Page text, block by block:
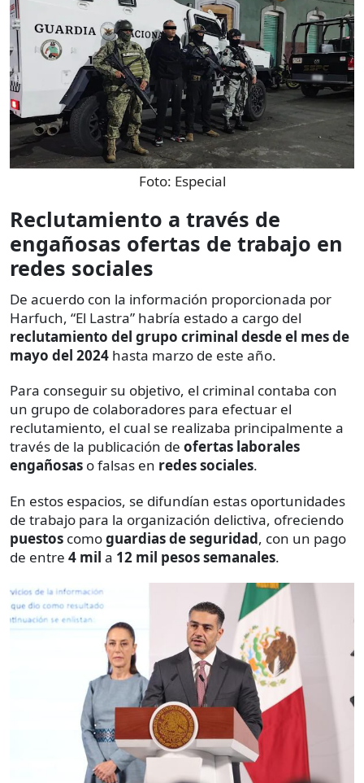
Foto: Especial
Reclutamiento a través de
engañosas ofertas de trabajo en
redes sociales
De acuerdo con la información proporcionada por
Harfuch, “El Lastra” habría estado a cargo del
reclutamiento del grupo criminal desde el mes de
mayo del 2024 hasta marzo de este año.
Para conseguir su objetivo, el criminal contaba con
un grupo de colaboradores para efectuar el
reclutamiento, el cual se realizaba principalmente a
través de la publicación de ofertas laborales
engañosas o falsas en redes sociales.
En estos espacios, se difundían estas oportunidades
de trabajo para la organización delictiva, ofreciendo
puestos comoguardias de seguridad, con un pago
de entre 4 mil a 12 mil pesos semanales.